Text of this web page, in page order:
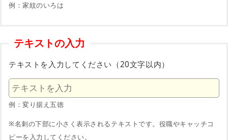
例：家紋のいろは
テキストの入力
テキストを入力してください（20文字以内）
例：変り据え五徳
※名刺の下部に小さく表示されるテキストです。役職やキャッチコ
ピーを入力してください。